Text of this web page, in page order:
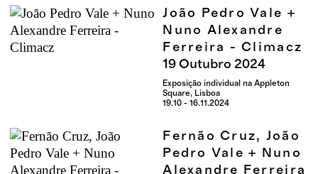
João Pedro Vale +
Nuno Alexandre
Ferreira - Climacz
19 Outubro 2024
Exposição individual na Appleton
Square, Lisboa
19.10 - 16.11.2024
Fernão Cruz, João
Pedro Vale + Nuno
Alexandre Ferreira